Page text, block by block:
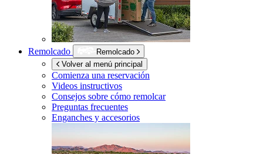
Remolcado
Remolcado
Volver al menú principal
Comienza una reservación
Videos instructivos
Consejos sobre cómo remolcar
Preguntas frecuentes
Enganches y accesorios